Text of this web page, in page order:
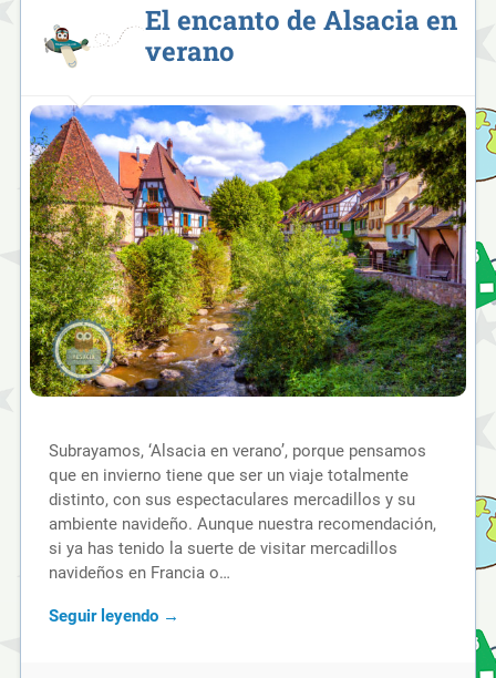
El encanto de Alsacia en
verano
Subrayamos, ‘Alsacia en verano’, porque pensamos
que en invierno tiene que ser un viaje totalmente
distinto, con sus espectaculares mercadillos y su
ambiente navideño. Aunque nuestra recomendación,
si ya has tenido la suerte de visitar mercadillos
navideños en Francia o…
Seguir leyendo →